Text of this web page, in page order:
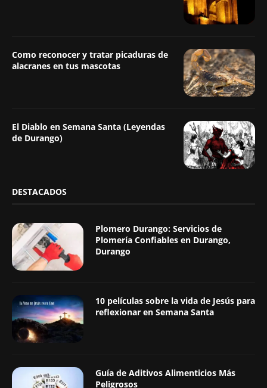
Como reconocer y tratar picaduras de
alacranes en tus mascotas
El Diablo en Semana Santa (Leyendas
de Durango)
DESTACADOS
Plomero Durango: Servicios de
Plomería Confiables en Durango,
Durango
10 películas sobre la vida de Jesús para
reflexionar en Semana Santa
Guía de Aditivos Alimenticios Más
Peligrosos